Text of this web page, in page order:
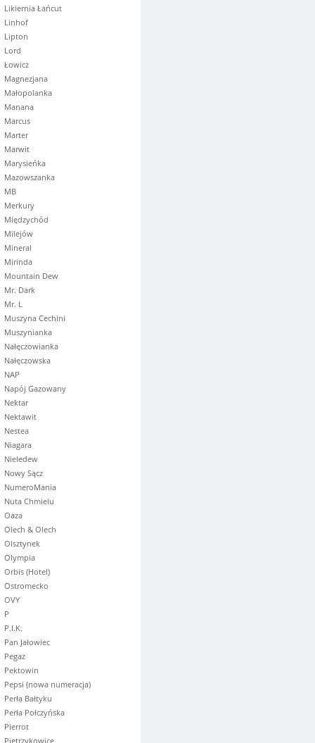
Likiernia Łańcut
Linhof
Lipton
Lord
Łowicz
Magnezjana
Małopolanka
Manana
Marcus
Marter
Marwit
Marysieńka
Mazowszanka
MB
Merkury
Międzychód
Milejów
Mineral
Mirinda
Mountain Dew
Mr. Dark
Mr. L
Muszyna Cechini
Muszynianka
Nałęczowianka
Nałęczowska
NAP
Napój Gazowany
Nektar
Nektawit
Nestea
Niagara
Nieledew
Nowy Sącz
NumeroMania
Nuta Chmielu
Oaza
Olech & Olech
Olsztynek
Olympia
Orbis (Hotel)
Ostromecko
OVY
P
P.I.K.
Pan Jałowiec
Pegaz
Pektowin
Pepsi (nowa numeracja)
Perła Bałtyku
Perła Połczyńska
Pierrot
Pietrzykowice